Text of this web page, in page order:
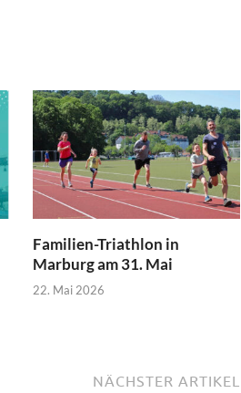
Familien-Triathlon in
Marburg am 31. Mai
22. Mai 2026
NÄCHSTER ARTIKEL